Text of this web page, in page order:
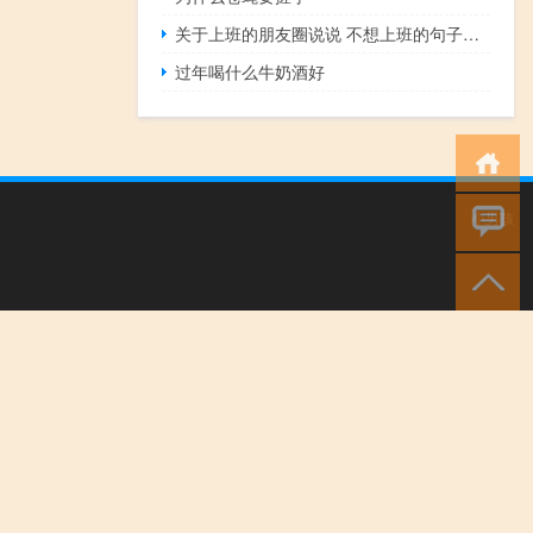
关于上班的朋友圈说说 不想上班的句子简短有趣
过年喝什么牛奶酒好
小男孩